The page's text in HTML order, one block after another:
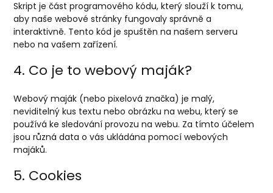
Skript je část programového kódu, který slouží k tomu,
aby naše webové stránky fungovaly správně a
interaktivně. Tento kód je spuštěn na našem serveru
nebo na vašem zařízení.
4. Co je to webový maják?
Webový maják (nebo pixelová značka) je malý,
neviditelný kus textu nebo obrázku na webu, který se
používá ke sledování provozu na webu. Za tímto účelem
jsou různá data o vás ukládána pomocí webových
majáků.
5. Cookies